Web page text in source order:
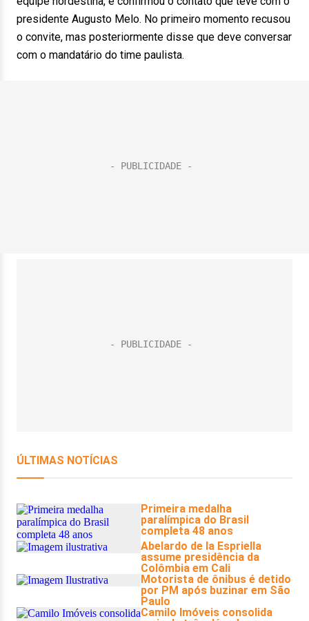
presidente Augusto Melo. No primeiro momento recusou
o convite, mas posteriormente disse que deve conversar
com o mandatário do time paulista.